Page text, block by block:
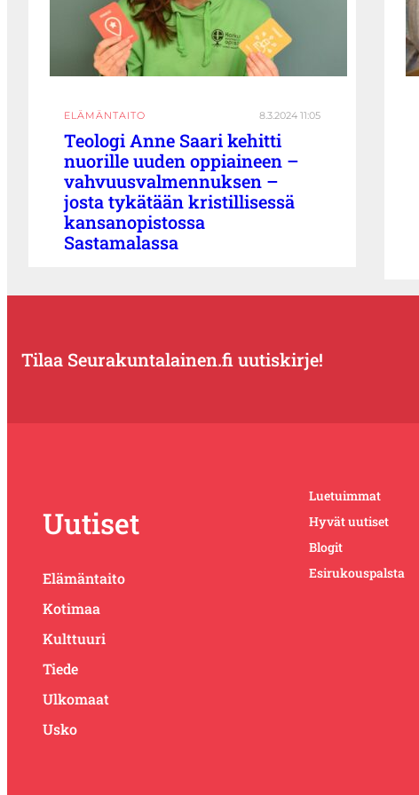
ELÄMÄNTAITO 8.3.2024 11:05
Teologi Anne Saari kehitti
nuorille uuden oppiaineen –
vahvuusvalmennuksen –
josta tykätään kristillisessä
kansanopistossa
Sastamalassa
Tilaa Seurakuntalainen.fi uutiskirje!
Uutiset
Elämäntaito
Kotimaa
Kulttuuri
Tiede
Ulkomaat
Usko
Luetuimmat
Hyvät uutiset
Blogit
Esirukouspalsta